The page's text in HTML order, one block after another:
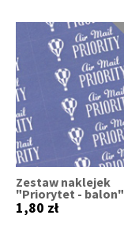
Zestaw naklejek
"Priorytet - balon"
1,80 zł